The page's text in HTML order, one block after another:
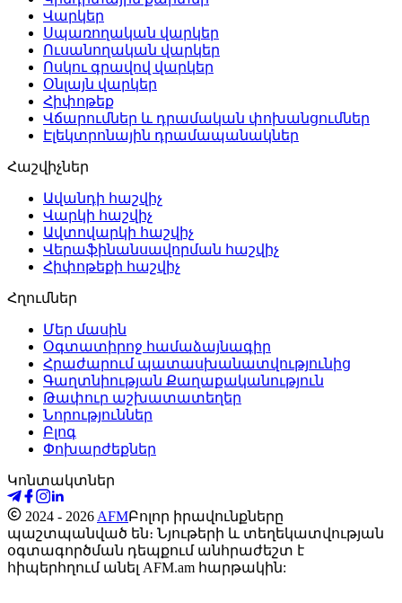
Վարկեր
Սպառողական վարկեր
Ուսանողական վարկեր
Ոսկու գրավով վարկեր
Օնլայն վարկեր
Հիփոթեք
Վճարումներ և դրամական փոխանցումներ
Էլեկտրոնային դրամապանակներ
Հաշվիչներ
Ավանդի հաշվիչ
Վարկի հաշվիչ
Ավտովարկի հաշվիչ
Վերաֆինանսավորման հաշվիչ
Հիփոթեքի հաշվիչ
Հղումներ
Մեր մասին
Օգտատիրոջ համաձայնագիր
Հրաժարում պատասխանատվությունից
Գաղտնիության Քաղաքականություն
Թափուր աշխատատեղեր
Նորություններ
Բլոգ
Փոխարժեքներ
Կոնտակտներ
2024 - 2026 AFMԲոլոր իրավունքները
պաշտպանված են։ Նյութերի և տեղեկատվության
օգտագործման դեպքում անհրաժեշտ է
հիպերհղում անել AFM.am հարթակին: